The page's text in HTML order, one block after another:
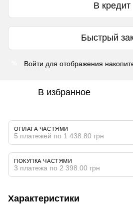
В кредит
Быстрый
Войти для отображения
В избранное
ОПЛАТА ЧАСТЯМИ
5 платежей по 1 438.80 грн
ПОКУПКА ЧАСТЯМИ
3 платежа по 2 398.00 грн
Характеристики